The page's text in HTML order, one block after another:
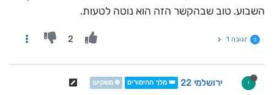
השבוע. טוב שבהקשר הזה הוא נוטה לטעות.
פ תגובה 1 2
י ירושלמי 22 👑 מלך ההימורים ❄️ משקיען